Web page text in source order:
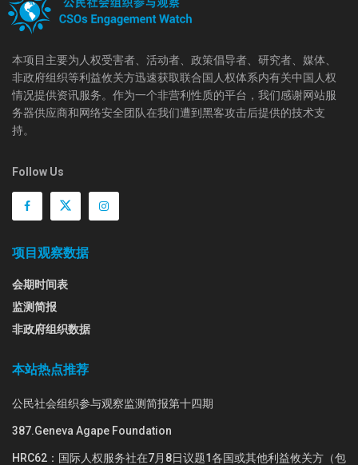
本项目主要为人权受害者、活动者、政策倡导者、研究者、媒体、
非政府组织等利益攸关方迅速获取联合国人权体系内有关中国人权
情况提供资讯服务。作为一个非营利性质的平台，我们感谢网站服
务器供应商和网络安全团队在我们遭到黑客攻击后提供的技术支
持。
Follow Us
项目观察数据
会期时间表
监测简报
非政府组织数据
本站热点推荐
公民社会组织参与观察监测简报第十四期
387.Geneva Agape Foundation
HRC62：国际人权服务社在7月8日议题1各国或其他利益攸关方（包